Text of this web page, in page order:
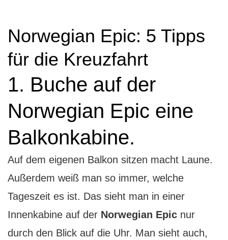
Norwegian Epic: 5 Tipps
für die Kreuzfahrt
1. Buche auf der
Norwegian Epic eine
Balkonkabine.
Auf dem eigenen Balkon sitzen macht Laune.
Außerdem weiß man so immer, welche
Tageszeit es ist. Das sieht man in einer
Innenkabine auf der Norwegian Epic nur
durch den Blick auf die Uhr. Man sieht auch,